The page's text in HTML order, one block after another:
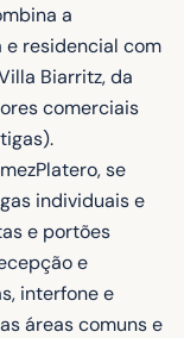
a
e residencial com
Biarritz, da
comerciais
se
individuais e
e portões
e
interfone e
áreas comuns e